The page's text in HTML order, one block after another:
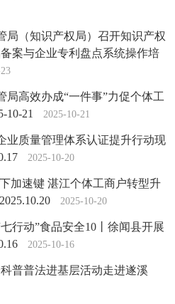
局（知识产权局）召开知识产权
案与企业专利盘点系统操作培
局高效办成“一件事”力促个体工
10-21
2025-10-21
业质量管理体系认证提升行动现
2025-10-20
加速键 湛江个体工商户转型升
2025-10-20
行动”食品安全10丨徐闻县开展
2025-10-16
普普法进基层活动走进遂溪